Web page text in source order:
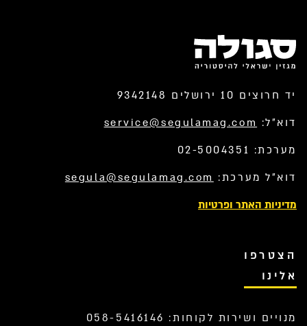
יד חרוצים 10 ירושלים 9342148
דוא”ל: service@segulamag.com
מערכת: 02-5004351
דוא”ל מערכת: segula@segulamag.com
מדיניות האתר ופרטיות
הצטרפו
אלינו
מנויים ושירות לקוחות: 058-5416146